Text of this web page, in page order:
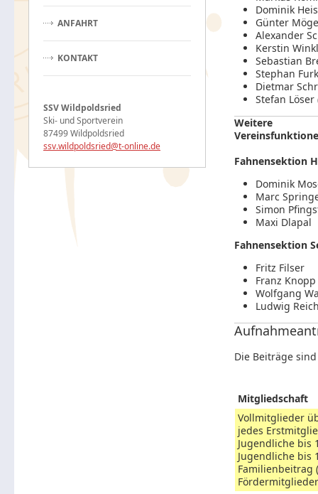
ANFAHRT
KONTAKT
SSV Wildpoldsried
Ski- und Sportverein
87499 Wildpoldsried
ssv.wildpoldsried@t-online.de
Dominik
Günter
Alexander
Kerstin
Sebastian
Stephan
Dietmar
Stefan Löser
Weitere
Fahnensektion
Dominik
Marc
Simon
Maxi Dlapal
Fahnensektion
Fritz Filser
Franz Knopp
Wolfgang
Ludwig
Die Beiträge
Mitgliedschaft
Vollmitglieder
jedes
Jugendliche bis
Jugendliche bis
Familienbeitrag
Fördermitglieder